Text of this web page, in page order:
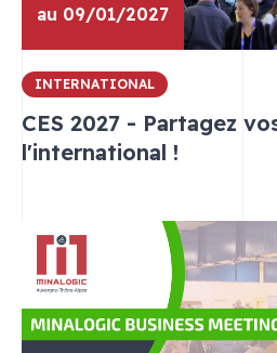
au 09/01/2027
INTERNATIONAL
CES 2027 - Partagez
l'international !